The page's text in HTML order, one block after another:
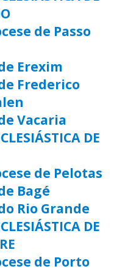
de Passo
Erexim
Frederico
Vacaria
DE
de Pelotas
Bagé
Rio Grande
DE
de Porto